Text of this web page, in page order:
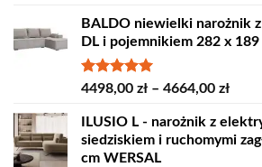
od
BALDO niewielki narożnik
DL i pojemnikiem 282 x 189
Oceniono
4498,00 zł – 4664,00 zł
od
ILUSIO L - narożnik z
siedziskiem i ruchomymi
cm WERSAL